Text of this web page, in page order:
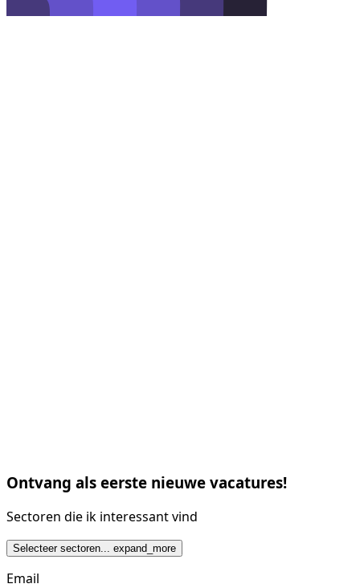
Ontvang als eerste nieuwe vacatures!
Sectoren die ik interessant vind
Selecteer sectoren... expand_more
Email